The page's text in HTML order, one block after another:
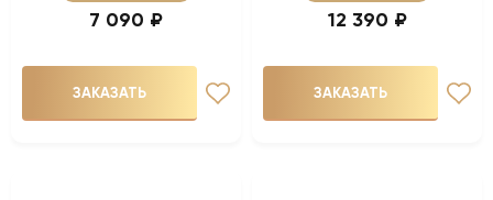
7 090 ₽
ЗАКАЗАТЬ
12 390 ₽
ЗАКАЗАТЬ